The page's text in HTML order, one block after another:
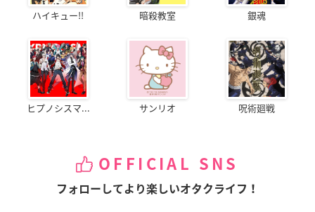
ハイキュー!! 暗殺教室 銀魂
ヒプノシスマ... サンリオ 呪術廻戦
OFFICIAL SNS
フォローしてより楽しいオタクライフ！